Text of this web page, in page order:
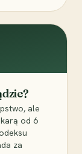
ale
od 6
za